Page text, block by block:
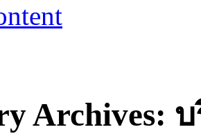
Archives: บ